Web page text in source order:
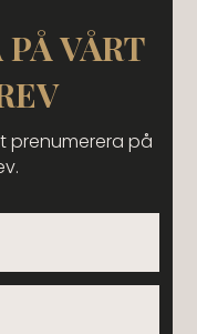
VÅRT
prenumerera på